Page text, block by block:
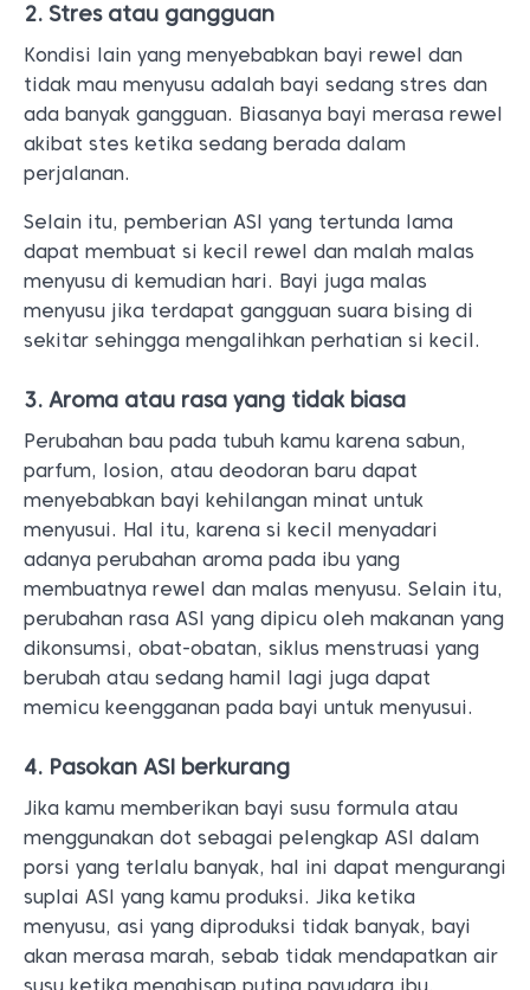
2. Stres atau gangguan
Kondisi lain yang menyebabkan bayi rewel dan
tidak mau menyusu adalah bayi sedang stres dan
ada banyak gangguan. Biasanya bayi merasa rewel
akibat stes ketika sedang berada dalam
perjalanan.
Selain itu, pemberian ASI yang tertunda lama
dapat membuat si kecil rewel dan malah malas
menyusu di kemudian hari. Bayi juga malas
menyusu jika terdapat gangguan suara bising di
sekitar sehingga mengalihkan perhatian si kecil.
3. Aroma atau rasa yang tidak biasa
Perubahan bau pada tubuh kamu karena sabun,
parfum, losion, atau deodoran baru dapat
menyebabkan bayi kehilangan minat untuk
menyusui. Hal itu, karena si kecil menyadari
adanya perubahan aroma pada ibu yang
membuatnya rewel dan malas menyusu. Selain itu,
perubahan rasa ASI yang dipicu oleh makanan yang
dikonsumsi, obat-obatan, siklus menstruasi yang
berubah atau sedang hamil lagi juga dapat
memicu keengganan pada bayi untuk menyusui.
4. Pasokan ASI berkurang
Jika kamu memberikan bayi susu formula atau
menggunakan dot sebagai pelengkap ASI dalam
porsi yang terlalu banyak, hal ini dapat mengurangi
suplai ASI yang kamu produksi. Jika ketika
menyusu, asi yang diproduksi tidak banyak, bayi
akan merasa marah, sebab tidak mendapatkan air